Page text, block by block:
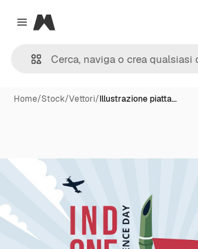
Close menu
Magnific
Home/Stock/Vettori/Illustrazione piatta…